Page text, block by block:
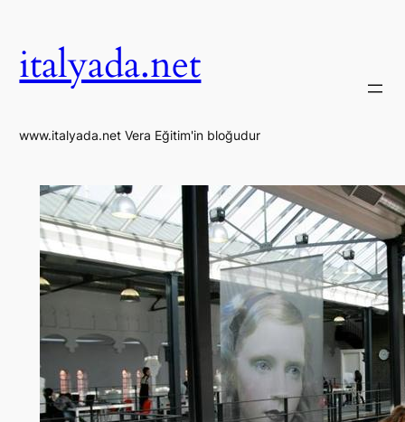
italyada.net
www.italyada.net Vera Eğitim'in bloğudur